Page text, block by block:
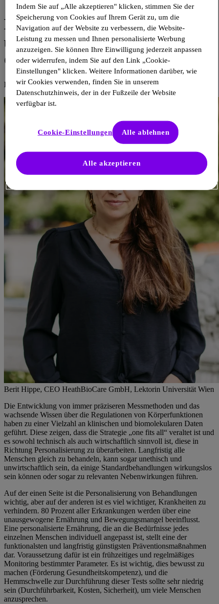
Der Trend zur Personalisierung
und die Konsequenzen für die
Gesundheitspolitik
Berit Hippe
Berit Hippe, CEO HeathBioCare GmbH, Lektorin Universität Wien
Die Entwicklung von immer präziseren Messmethoden und das
wachsende Wissen über die Regulationen von Körperfunktionen
haben zu einer Vielzahl an klinischen und biomolekularen Daten
geführt. Diese zeigen, dass die Strategie „one fits all“ veraltet ist und
es sowohl technisch als auch wirtschaftlich sinnvoll ist, diese in
Richtung Personalisierung zu überarbeiten. Langfristig alle
Menschen gleich zu behandeln, kann sogar unethisch und
unwirtschaftlich sein, da einige Standardbehandlungen wirkungslos
sein können oder sogar zu relevanten Nebenwirkungen führen.
Auf der einen Seite ist die Personalisierung von Behandlungen
wichtig, aber auf der anderen ist es viel wichtiger, Krankheiten zu
verhindern. 80 Prozent aller Erkrankungen werden über eine
unausgewogene Ernährung und Bewegungsmangel beeinflusst.
Eine personalisierte Ernährung, die an die Bedürfnisse jedes
einzelnen Menschen individuell angepasst ist, stellt eine der
funktionalsten und langfristig günstigsten Präventionsmaßnahmen
dar. Voraussetzung dafür ist ein frühzeitiges und regelmäßiges
Monitoring bestimmter Parameter. Es ist wichtig, dies bewusst zu
machen (Förderung Gesundheitskompetenz), und die
Hemmschwelle zur Durchführung dieser Tests sollte sehr niedrig
sein (Durchführbarkeit, Kosten, Sicherheit), um viele Menschen
anzusprechen.
Indem Sie auf „Alle akzeptieren" klicken, stimmen Sie der
Speicherung von Cookies auf Ihrem Gerät zu, um die
Navigation auf der Website zu verbessern, die Website-
Leistung zu messen und Ihnen personalisierte Werbung
anzuzeigen. Sie können Ihre Einwilligung jederzeit anpassen
oder widerrufen, indem Sie auf den Link „Cookie-
Einstellungen" klicken. Weitere Informationen darüber, wie
wir Cookies verwenden, finden Sie in unserem
Datenschutzhinweis, der in der Fußzeile der Website
verfügbar ist.
Cookie-Einstellungen
Alle akzeptieren
Alle ablehnen